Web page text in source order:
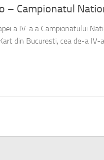
– Campionatul
a IV-a a Campionatului
din Bucuresti, cea de-a